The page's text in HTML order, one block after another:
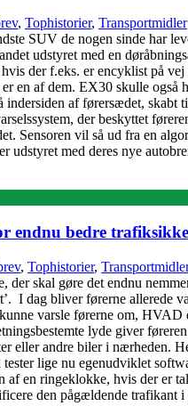
, Tophistorier, Transportmidler
SUV de nogen sinde har
udstyret med en
der f.eks. er encyklist på
en af dem. EX30 skulle
indersiden af førersædet,
der beskyttet
Sensoren vil så ud fra en
med deres nye
endnu bedre
, Tophistorier,
skal gøre det endnu
I dag bliver førerne allerede
varsle førerne om,
lyde giver
eller andre biler i nærheden.
lige nu egenudviklet
en ringeklokke, hvis der er
den pågældende trafikant